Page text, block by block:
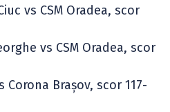
vs CSM Oradea, scor
vs CSM Oradea, scor
Corona Brașov, scor 117-